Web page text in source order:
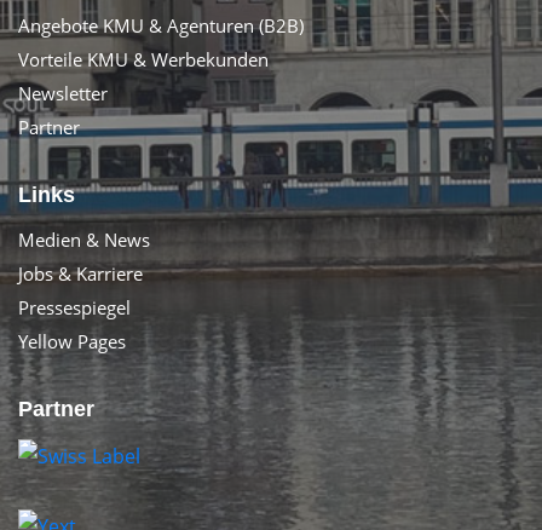
Angebote KMU & Agenturen (B2B)
Vorteile KMU & Werbekunden
Newsletter
Partner
Links
Medien & News
Jobs & Karriere
Pressespiegel
Yellow Pages
Partner